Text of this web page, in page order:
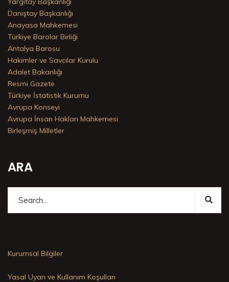
Danıştay Başkanlığı
Anayasa Mahkemesi
Türkiye Barolar Birliği
Antalya Barosu
Hakimler ve Savcılar Kurulu
Adalet Bakanlığı
Resmi Gazete
Türkiye İstatistik Kurumu
Avrupa Konseyi
Avrupa İnsan Hakları Mahkemesi
Birleşmiş Milletler
ARA
Kurumsal Bilgiler
Yasal Uyarı ve Kullanım Koşulları